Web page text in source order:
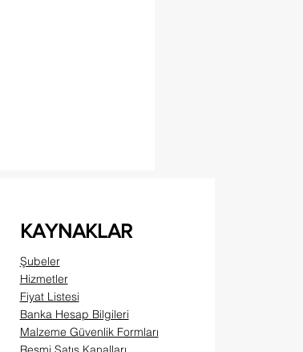
KAYNAKLAR
Şubeler
Hizmetler
Fiyat Listesi
Banka Hesap Bilgileri
Malzeme Güvenlik Formları